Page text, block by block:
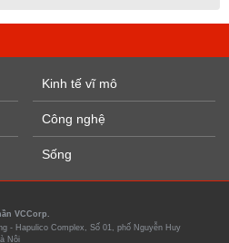
Kinh tế vĩ mô
Công nghệ
Sống
VCCorp.
- Hapulico Complex, Số 01, phố Nguyễn Huy
Nội